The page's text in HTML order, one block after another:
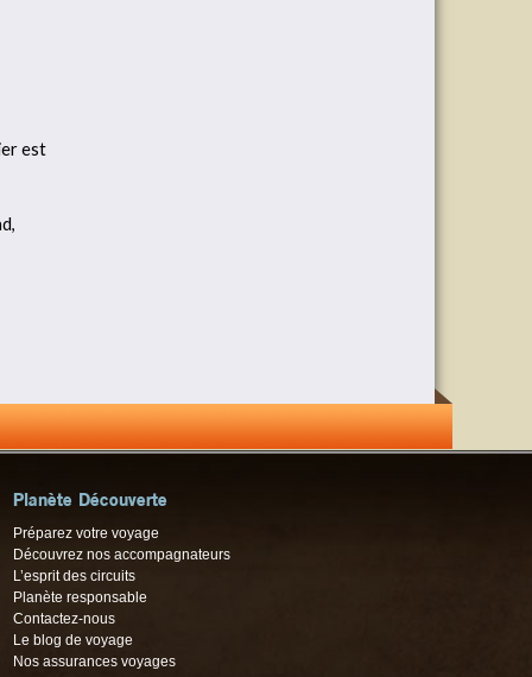
est
Planète Découverte
Préparez votre voyage
Découvrez nos accompagnateurs
L’esprit des circuits
Planète responsable
Contactez-nous
Le blog de voyage
Nos assurances voyages